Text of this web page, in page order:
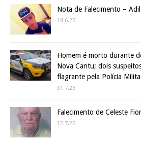
Nota de Falecimento –
18.6.25
Homem é morto durante
Nova Cantu; dois
flagrante pela Polícia
31.7.26
Falecimento de Celeste
12.7.26